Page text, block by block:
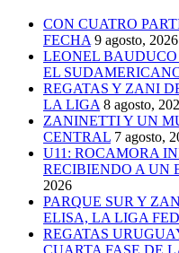
CON CUATRO
FECHA 9 agosto, 2026
LEONEL
EL
REGATAS Y ZANI
LA LIGA 8 agosto,
ZANINETTI Y UN
CENTRAL 7 agosto,
U11: ROCAMORA
RECIBIENDO A UN
2026
PARQUE SUR Y
ELISA, LA LIGA
REGATAS
CUARTA FASE DE